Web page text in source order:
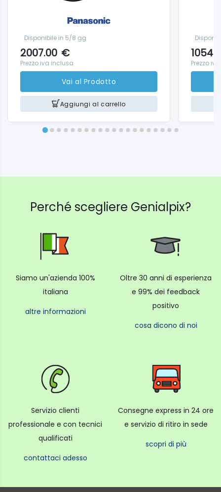
Disponibile in 5/8 gg
2007.00 €
Prezzo iva inclusa
Vai al Prodotto
Aggiungi al carrello
Prezzo
Perché scegliere Genialpix?
Siamo un'azienda 100%
italiana
altre informazioni
Oltre 30 anni di esperienza
e 99% dei feedback
positivo
cosa dicono di noi
Servizio clienti
professionale e con tecnici
qualificati
contattaci adesso
Consegne express in 24 ore
e servizio di ritiro in sede
scopri di più